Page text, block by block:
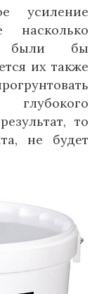
усиление
были бы
их также
глубокого
то
не будет